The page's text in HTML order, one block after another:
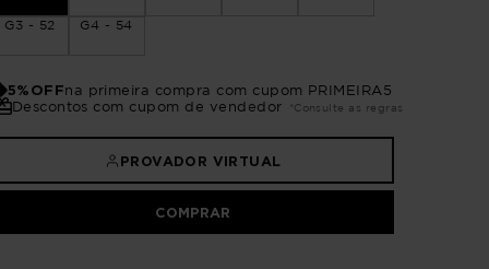
G3 - 52 G4 - 54
5%OFFna primeira compra com cupom PRIMEIRA5
Descontos com cupom de vendedor
*Consulte as regras
PROVADOR VIRTUAL
COMPRAR